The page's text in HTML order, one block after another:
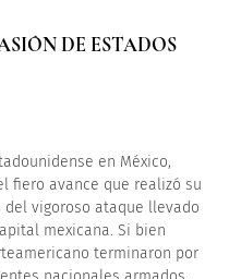
DE ESTADOS
en México,
fiero avance que realizó su
vigoroso ataque llevado
mexicana. Si bien
terminaron por